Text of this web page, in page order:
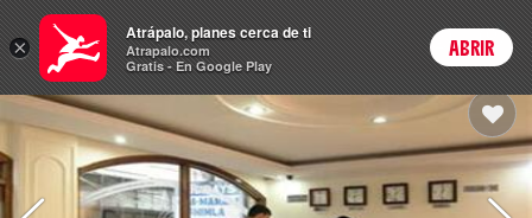
Hoteles Login
×
Atrápalo, planes cerca de ti
Atrapalo.com
Gratis - En Google Play
ABRIR